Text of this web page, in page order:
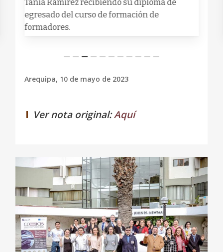
Tania Ramirez recibiendo su diploma de
egresado del curso de formación de
formadores.
Arequipa, 10 de mayo de 2023
Ver nota original:Aquí
0